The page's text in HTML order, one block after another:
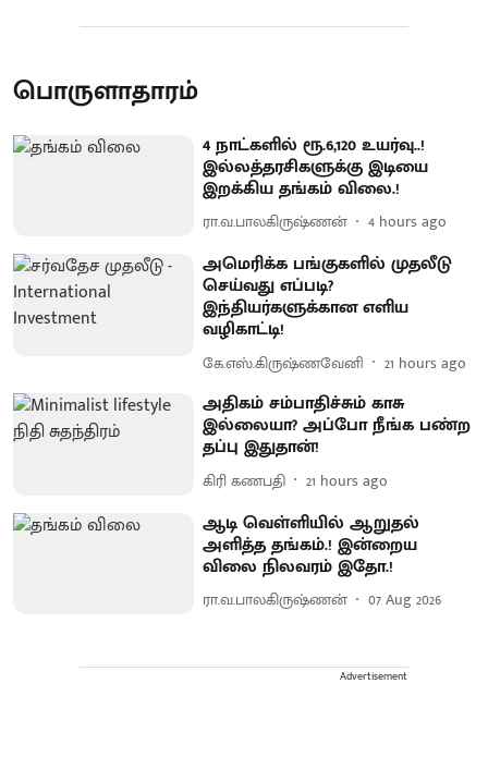
பொருளாதாரம்
4 நாட்களில் ரூ.6,120 உயர்வு..!
இல்லத்தரசிகளுக்கு இடியை
இறக்கிய தங்கம் விலை.!
ரா.வ.பாலகிருஷ்ணன் 4 hours ago
அமெரிக்க பங்குகளில் முதலீடு
செய்வது எப்படி?
இந்தியர்களுக்கான எளிய
வழிகாட்டி!
கே.எஸ்.கிருஷ்ணவேனி 21 hours ago
அதிகம் சம்பாதிச்சும் காசு
இல்லையா? அப்போ நீங்க பண்ற
தப்பு இதுதான்!
கிரி கணபதி 21 hours ago
ஆடி வெள்ளியில் ஆறுதல்
அளித்த தங்கம்.! இன்றைய
விலை நிலவரம் இதோ.!
ரா.வ.பாலகிருஷ்ணன் 07 Aug 2026
Advertisement